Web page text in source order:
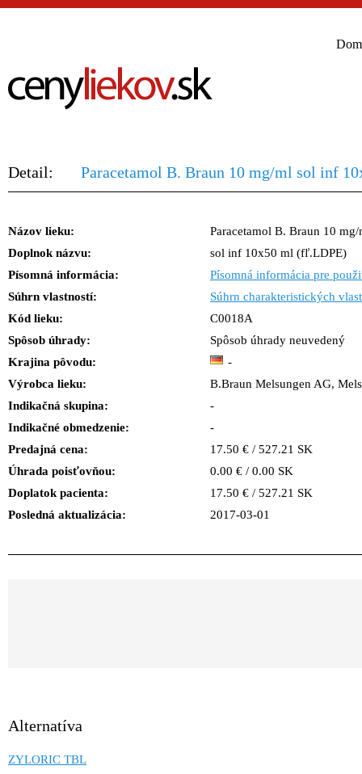
Detail: Paracetamol B. Braun 10 mg/ml sol inf
Názov lieku:
Paracetamol B. Braun 10 mg/
Doplnok názvu:
sol inf 10x50 ml (fľ.LDPE)
Písomná informácia:
Písomná informácia pre
Súhrn vlastností:
Súhrn charakteristických
Kód lieku:
C0018A
Spôsob úhrady:
Spôsob úhrady neuvedený
Krajina pôvodu:
-
Výrobca lieku:
B.Braun Melsungen AG,
Indikačná skupina:
-
Indikačné obmedzenie:
-
Predajná cena:
17.50 € / 527.21 SK
Úhrada poisťovňou:
0.00 € / 0.00 SK
Doplatok pacienta:
17.50 € / 527.21 SK
Posledná aktualizácia:
2017-03-01
Alternatíva
ZYLORIC TBL